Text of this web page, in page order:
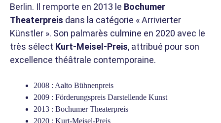
Berlin. Il remporte en 2013 le Bochumer
Theaterpreis dans la catégorie « Arrivierter
Künstler ». Son palmarès culmine en 2020 avec le
très sélect Kurt-Meisel-Preis, attribué pour son
excellence théâtrale contemporaine.
2008 : Aalto Bühnenpreis
2009 : Förderungspreis Darstellende Kunst
2013 : Bochumer Theaterpreis
2020 : Kurt-Meisel-Preis